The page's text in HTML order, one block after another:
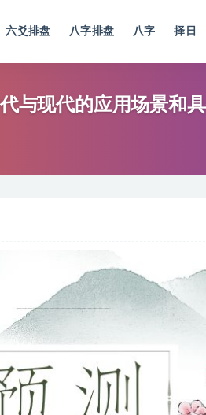
六爻排盘 八字排盘 八字 择日
与现代的应用场景和